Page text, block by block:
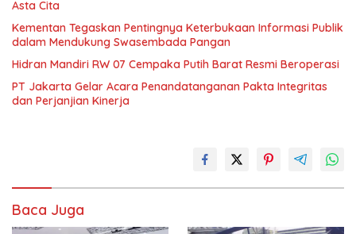
Asta Cita
Kementan Tegaskan Pentingnya Keterbukaan Informasi Publik
dalam Mendukung Swasembada Pangan
Hidran Mandiri RW 07 Cempaka Putih Barat Resmi Beroperasi
PT Jakarta Gelar Acara Penandatanganan Pakta Integritas
dan Perjanjian Kinerja
Baca Juga